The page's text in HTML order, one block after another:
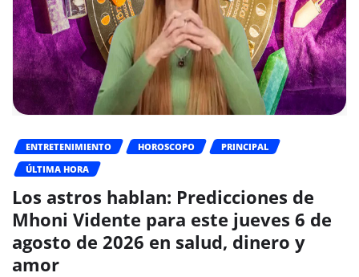
ENTRETENIMIENTO HOROSCOPO
PRINCIPAL
ÚLTIMA HORA
Los astros hablan: Predicciones de
Mhoni Vidente para este jueves 6 de
agosto de 2026 en salud, dinero y
amor